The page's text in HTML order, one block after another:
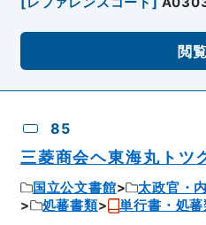
閲覧
85
三菱商会ヘ東海丸トツ
国立公文書館 太政官・
処蕃書類
単行書・処